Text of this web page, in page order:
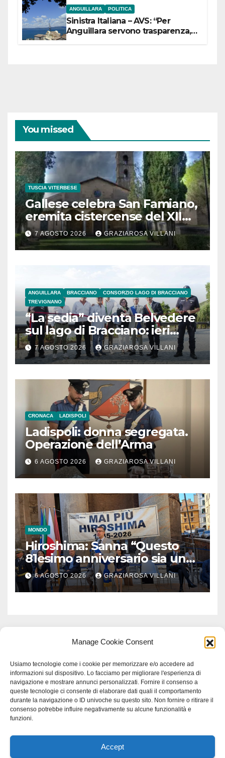
Manage Cookie Consent
Usiamo tecnologie come i cookie per memorizzare e/o accedere ad
informazioni sul dispositivo. Lo facciamo per migliorare l'esperienza di
navigazione e mostrare annunci personalizzati. Fornire il consenso a
queste tecnologie ci consente di elaborare dati quali il comportamento
durante la navigazione o ID univoche su questo sito. Non fornire o ritirare il
consenso potrebbe influire negativamente su alcune funzionalità e
funzioni.
Accept
ANGUILLARA POLITICA
Sinistra Italiana – AVS: “Per
Anguillara servono trasparenza,
You missed
TUSCIA VITERBESE
Gallese celebra San Famiano,
eremita cistercense del XII
secolo
7 AGOSTO 2026 GRAZIAROSA VILLANI
ANGUILLARA BRACCIANO
CONSORZIO LAGO DI BRACCIANO
TREVIGNANO
“La sedia” diventa Belvedere
sul lago di Bracciano: ieri
l’inaugurazione
7 AGOSTO 2026 GRAZIAROSA VILLANI
CRONACA LADISPOLI
Ladispoli: donna segregata.
Operazione dell’Arma
6 AGOSTO 2026 GRAZIAROSA VILLANI
MONDO
Hiroshima: Sanna “Questo
81esimo anniversario sia un
monito per tutti”
6 AGOSTO 2026 GRAZIAROSA VILLANI
Proudly powered by WordPress|Tema: Newspaperex di